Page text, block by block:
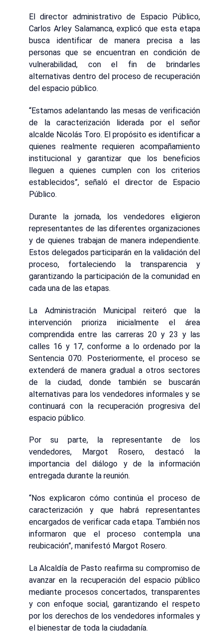
El director administrativo de Espacio Público,
Carlos Arley Salamanca, explicó que esta etapa
busca identificar de manera precisa a las
personas que se encuentran en condición de
vulnerabilidad, con el fin de brindarles
alternativas dentro del proceso de recuperación
del espacio público.
“Estamos adelantando las mesas de verificación
de la caracterización liderada por el señor
alcalde Nicolás Toro. El propósito es identificar a
quienes realmente requieren acompañamiento
institucional y garantizar que los beneficios
lleguen a quienes cumplen con los criterios
establecidos”, señaló el director de Espacio
Público.
Durante la jornada, los vendedores eligieron
representantes de las diferentes organizaciones
y de quienes trabajan de manera independiente.
Estos delegados participarán en la validación del
proceso, fortaleciendo la transparencia y
garantizando la participación de la comunidad en
cada una de las etapas.
La Administración Municipal reiteró que la
intervención prioriza inicialmente el área
comprendida entre las carreras 20 y 23 y las
calles 16 y 17, conforme a lo ordenado por la
Sentencia 070. Posteriormente, el proceso se
extenderá de manera gradual a otros sectores
de la ciudad, donde también se buscarán
alternativas para los vendedores informales y se
continuará con la recuperación progresiva del
espacio público.
Por su parte, la representante de los
vendedores, Margot Rosero, destacó la
importancia del diálogo y de la información
entregada durante la reunión.
“Nos explicaron cómo continúa el proceso de
caracterización y que habrá representantes
encargados de verificar cada etapa. También nos
informaron que el proceso contempla una
reubicación”, manifestó Margot Rosero.
La Alcaldía de Pasto reafirma su compromiso de
avanzar en la recuperación del espacio público
mediante procesos concertados, transparentes
y con enfoque social, garantizando el respeto
por los derechos de los vendedores informales y
el bienestar de toda la ciudadanía.